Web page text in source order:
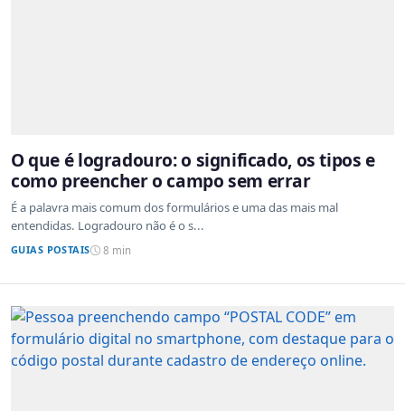
O que é logradouro: o significado, os tipos e
como preencher o campo sem errar
É a palavra mais comum dos formulários e uma das mais mal
entendidas. Logradouro não é o s...
GUIAS POSTAIS 8 min